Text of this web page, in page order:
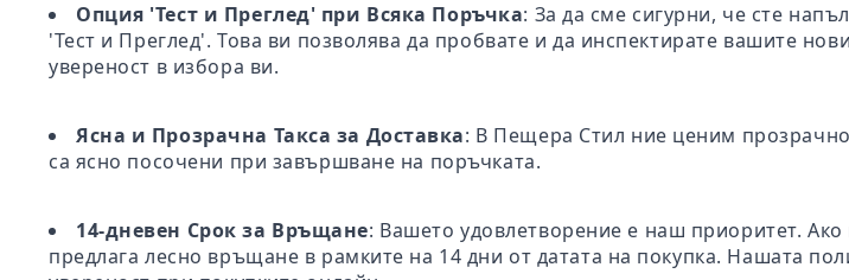
Опция 'Тест и Преглед' при Всяка Поръчка: За да сме сигурни, че сте
'Тест и Преглед'. Това ви позволява да пробвате и да инспектирате вашите
увереност в избора ви.
Ясна и Прозрачна Такса за Доставка: В Пещера Стил ние ценим
са ясно посочени при завършване на поръчката.
14-дневен Срок за Връщане: Вашето удовлетворение е наш приоритет.
предлага лесно връщане в рамките на 14 дни от датата на покупка. Нашата